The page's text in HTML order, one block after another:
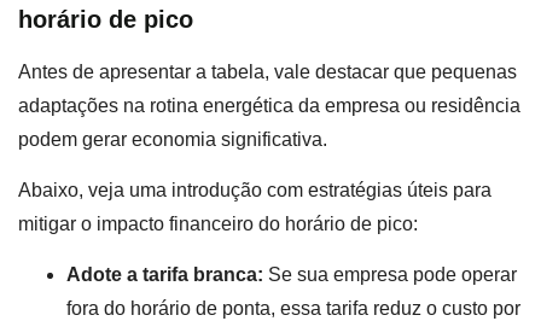
horário de pico
Antes de apresentar a tabela, vale destacar que pequenas
adaptações na rotina energética da empresa ou residência
podem gerar economia significativa.
Abaixo, veja uma introdução com estratégias úteis para
mitigar o impacto financeiro do horário de pico:
Adote a tarifa branca: Se sua empresa pode operar
fora do horário de ponta, essa tarifa reduz o custo por